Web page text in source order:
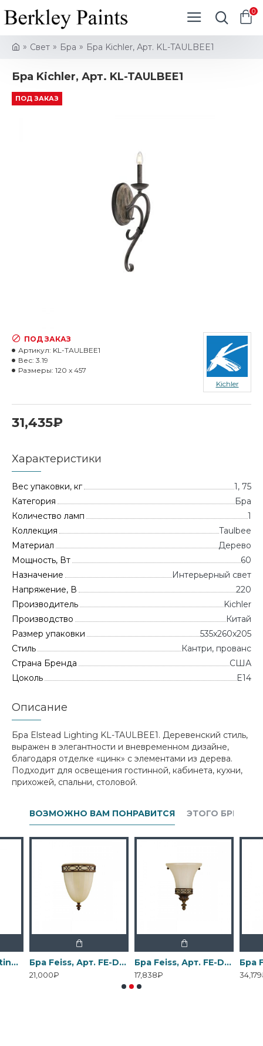
0
Свет Бра Бра Kichler, Арт. KL-TAULBEE1
Бра Kichler, Арт. KL-TAULBEE1
ПОД ЗАКАЗ
31,435₽
ПОД ЗАКАЗ
Артикул: KL-TAULBEE1
Вес: 3.19
Размеры: 120 x 457
Kichler
Характеристики
Вес упаковки, кг
1, 75
Категория
Бра
Количество ламп
1
Коллекция
Taulbee
Материал
Дерево
Мощность, Вт
60
Назначение
Интерьерный свет
Напряжение, В
220
Производитель
Kichler
Производство
Китай
Размер упаковки
535x260x205
Стиль
Кантри, прованс
Страна Бренда
CША
Цоколь
E14
Описание
Бра Elstead Lighting KL-TAULBEE1. Деревенский стиль,
выражен в элегантности и вневременном дизайне,
благодаря отделке «цинк» с элементами из дерева.
Подходит для освещения гостинной, кабинета, кухни,
прихожей, спальни, столовой.
ВОЗМОЖНО ВАМ ПОНРАВИТСЯ ЭТОГО БРЕНДА
Бра Elstead Lighting, Арт. DL-COSMOS1 Бра Feiss, Арт. FE-DRAWING-ROOM-WU1
21,000₽
Бра Feiss, Арт. FE-DRAWING-ROOM-WU2
17,838₽